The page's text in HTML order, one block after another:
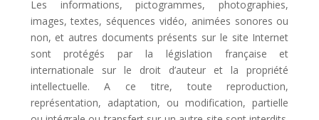
Les informations, pictogrammes, photographies,
images, textes, séquences vidéo, animées sonores ou
non, et autres documents présents sur le site Internet
sont protégés par la législation française et
internationale sur le droit d’auteur et la propriété
intellectuelle. A ce titre, toute reproduction,
représentation, adaptation, ou modification, partielle